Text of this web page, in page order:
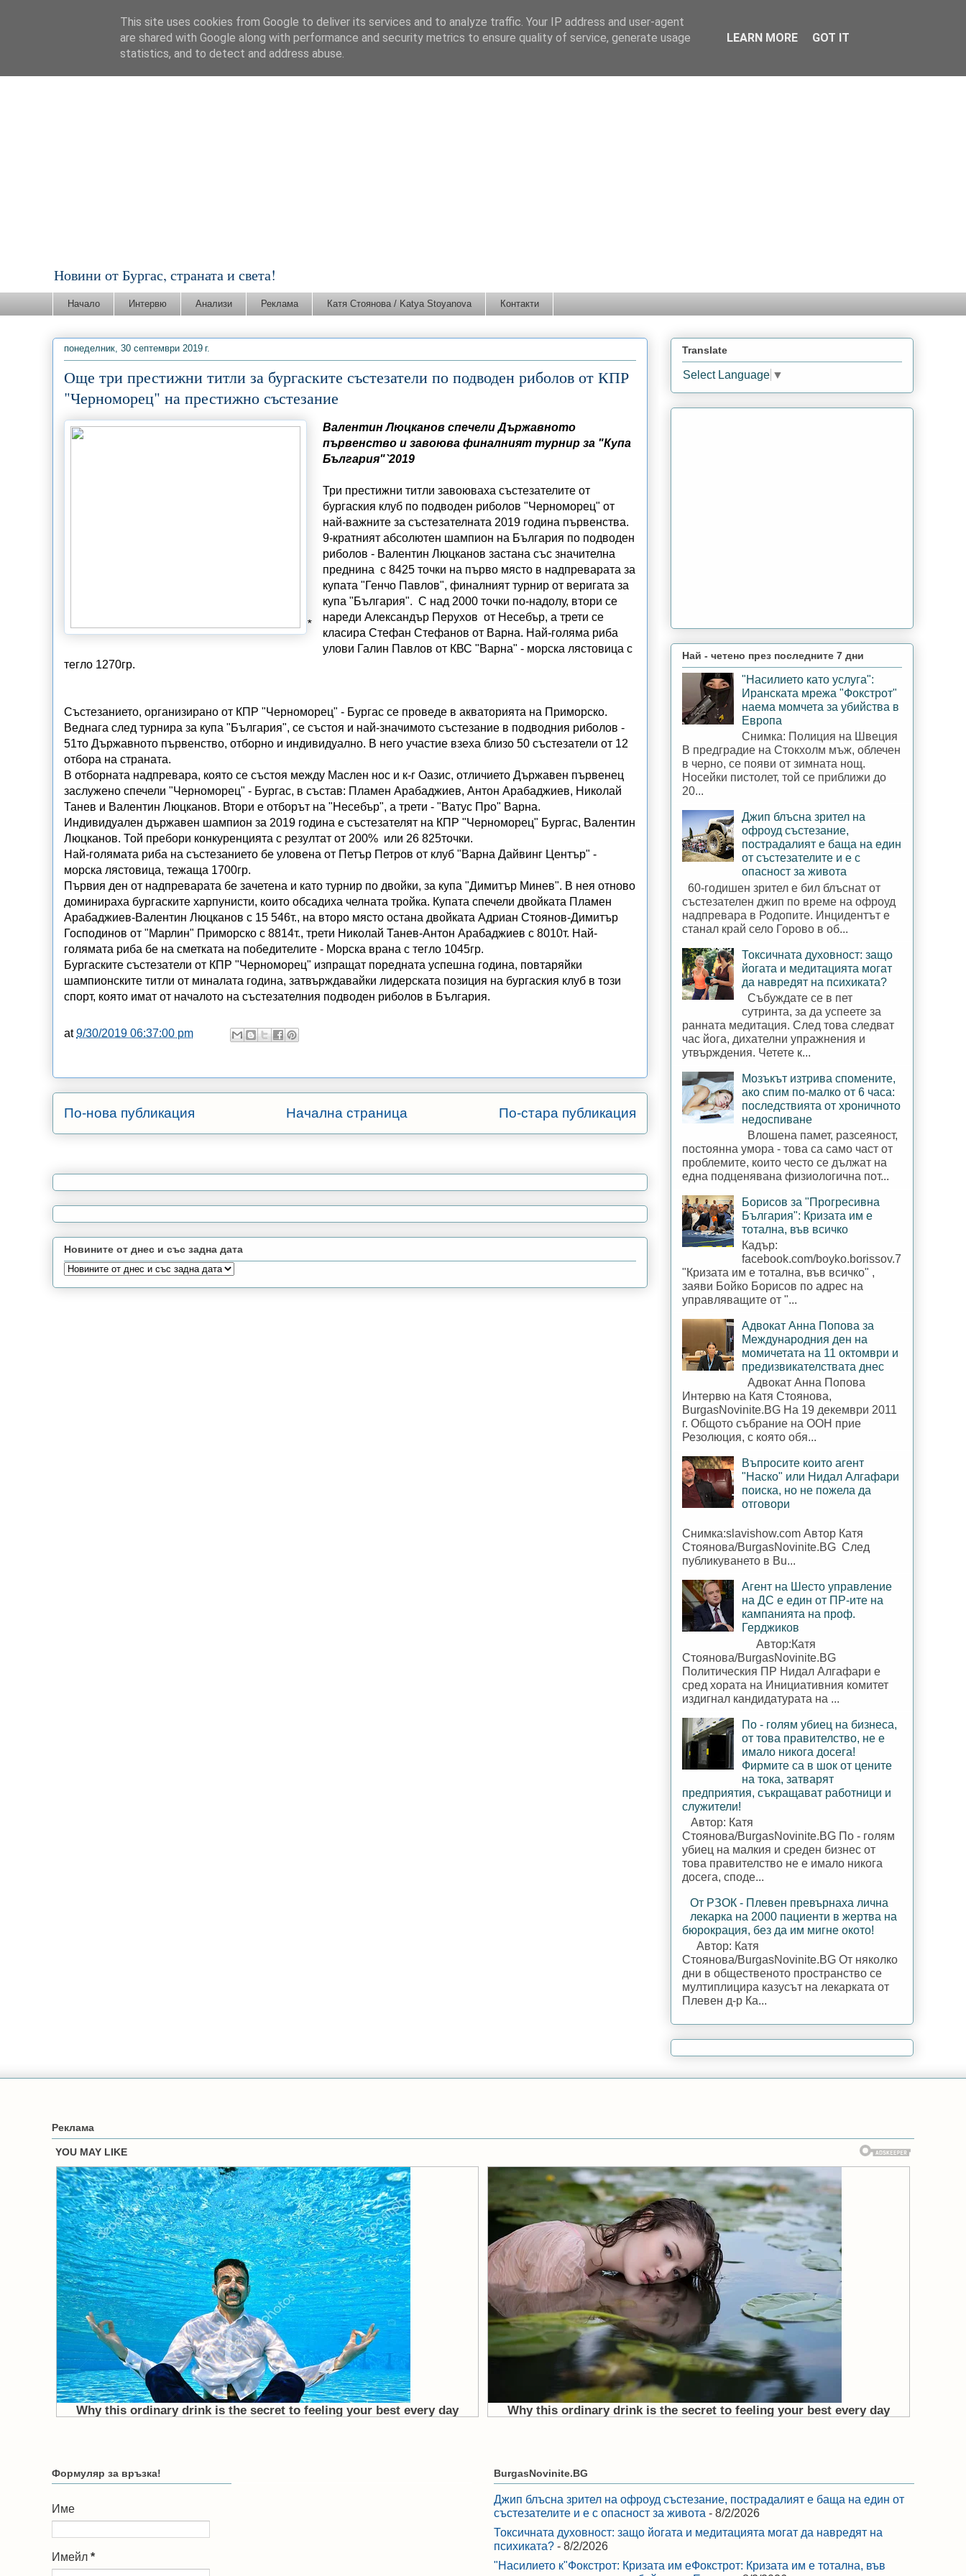
Новини от Бургас, страната и света!
Начало Интервю Анализи Реклама Катя Стоянова / Katya Stoyanova Контакти
понеделник, 30 септември 2019 г.
Още три престижни титли за бургаските състезатели по подводен риболов от КПР
"Черноморец" на престижно състезание
*
Валентин Люцканов спечели Държавното
първенство и завоюва финалният турнир за "Купа
България"`2019
Три престижни титли завоюваха състезателите от
бургаския клуб по подводен риболов "Черноморец" от
най-важните за състезателната 2019 година първенства.
9-кратният абсолютен шампион на България по подводен
риболов - Валентин Люцканов застана със значителна
преднина с 8425 точки на първо място в надпреварата за
купата "Генчо Павлов", финалният турнир от веригата за
купа "България". С над 2000 точки по-надолу, втори се
нареди Александър Перухов от Несебър, а трети се
класира Стефан Стефанов от Варна. Най-голяма риба
улови Галин Павлов от КВС "Варна" - морска лястовица с
тегло 1270гр.
Състезанието, организирано от КПР "Черноморец" - Бургас се проведе в акваторията на Приморско.
Веднага след турнира за купа "България", се състоя и най-значимото състезание в подводния риболов -
51то Държавното първенство, отборно и индивидуално. В него участие взеха близо 50 състезатели от 12
отбора на страната.
В отборната надпревара, която се състоя между Маслен нос и к-г Оазис, отличието Държавен първенец
заслужено спечели "Черноморец" - Бургас, в състав: Пламен Арабаджиев, Антон Арабаджиев, Николай
Танев и Валентин Люцканов. Втори е отборът на "Несебър", а трети - "Ватус Про" Варна.
Индивидуален държавен шампион за 2019 година е състезателят на КПР "Черноморец" Бургас, Валентин
Люцканов. Той пребори конкуренцията с резултат от 200% или 26 825точки.
Най-голямата риба на състезанието бе уловена от Петър Петров от клуб "Варна Дайвинг Център" -
морска лястовица, тежаща 1700гр.
Първия ден от надпреварата бе зачетена и като турнир по двойки, за купа "Димитър Минев". В нея отново
доминираха бургаските харпунисти, които обсадиха челната тройка. Купата спечели двойката Пламен
Арабаджиев-Валентин Люцканов с 15 546т., на второ място остана двойката Адриан Стоянов-Димитър
Господинов от "Марлин" Приморско с 8814т., трети Николай Танев-Антон Арабаджиев с 8010т. Най-
голямата риба бе на сметката на победителите - Морска врана с тегло 1045гр.
Бургаските състезатели от КПР "Черноморец" изпращат поредната успешна година, повтаряйки
шампионските титли от миналата година, затвърждавайки лидерската позиция на бургаския клуб в този
спорт, която имат от началото на състезателния подводен риболов в България.
at9/30/2019 06:37:00 pm
По-нова публикация По-стара публикация
Начална страница
Новините от днес и със задна дата
Translate
Select Language ▼
Най - четено през последните 7 дни
"Насилието като услуга":
Иранската мрежа "Фокстрот"
наема момчета за убийства в
Европа
Снимка: Полиция на Швеция
В предградие на Стокхолм мъж, облечен
в черно, се появи от зимната нощ.
Носейки пистолет, той се приближи до
20...
Джип блъсна зрител на
офроуд състезание,
пострадалият е баща на един
от състезателите и е с
опасност за живота
60-годишен зрител е бил блъснат от
състезателен джип по време на офроуд
надпревара в Родопите. Инцидентът е
станал край село Горово в об...
Токсичната духовност: защо
йогата и медитацията могат
да навредят на психиката?
Събуждате се в пет
сутринта, за да успеете за
ранната медитация. След това следват
час йога, дихателни упражнения и
утвърждения. Четете к...
Мозъкът изтрива спомените,
ако спим по-малко от 6 часа:
последствията от хроничното
недоспиване
Влошена памет, разсеяност,
постоянна умора - това са само част от
проблемите, които често се дължат на
една подценявана физиологична пот...
Борисов за "Прогресивна
България": Кризата им е
тотална, във всичко
Кадър:
facebook.com/boyko.borissov.7
"Кризата им е тотална, във всичко" ,
заяви Бойко Борисов по адрес на
управляващите от "...
Адвокат Анна Попова за
Международния ден на
момичетата на 11 октомври и
предизвикателствата днес
Адвокат Анна Попова
Интервю на Катя Стоянова,
BurgasNovinite.BG На 19 декември 2011
г. Общото събрание на ООН прие
Резолюция, с която обя...
Въпросите които агент
"Наско" или Нидал Алгафари
поиска, но не пожела да
отговори
Снимка:slavishow.com Автор Катя
Стоянова/BurgasNovinite.BG След
публикуването в Bu...
Агент на Шесто управление
на ДС е един от ПР-ите на
кампанията на проф.
Герджиков
Автор:Катя
Стоянова/BurgasNovinite.BG
Политическия ПР Нидал Алгафари е
сред хората на Инициативния комитет
издигнал кандидатурата на ...
По - голям убиец на бизнеса,
от това правителство, не е
имало никога досега!
Фирмите са в шок от цените
на тока, затварят
предприятия, съкращават работници и
служители!
Автор: Катя
Стоянова/BurgasNovinite.BG По - голям
убиец на малкия и среден бизнес от
това правителство не е имало никога
досега, споде...
От РЗОК - Плевен превърнаха лична
лекарка на 2000 пациенти в жертва на
бюрокрация, без да им мигне окото!
Автор: Катя
Стоянова/BurgasNovinite.BG От няколко
дни в общественото пространство се
мултиплицира казусът на лекарката от
Плевен д-р Ка...
Реклама
Формуляр за връзка!
Име
Имейл *
BurgasNovinite.BG
Джип блъсна зрител на офроуд състезание, пострадалият е баща на един от
състезателите и е с опасност за живота - 8/2/2026
Токсичната духовност: защо йогата и медитацията могат да навредят на
психиката? - 8/2/2026
"Насилието к"Фокстрот: Кризата им еФокстрот: Кризата им е тотална, във
This site uses cookies from Google to deliver its services and to analyze traffic. Your IP address and user-agent
are shared with Google along with performance and security metrics to ensure quality of service, generate usage
statistics, and to detect and address abuse.
LEARN MORE GOT IT